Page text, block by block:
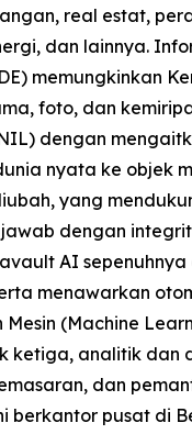
real estat,
dan lainnya.
memungkinkan
foto, dan
dengan
nyata ke objek
yang
dengan
AI
menawarkan
Mesin (Machine
ketiga, analitik dan
dan
berkantor pusat di